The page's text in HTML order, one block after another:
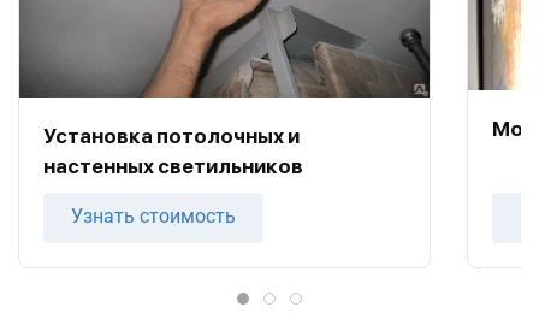
Установка потолочных и
настенных светильников
Узнать стоимость